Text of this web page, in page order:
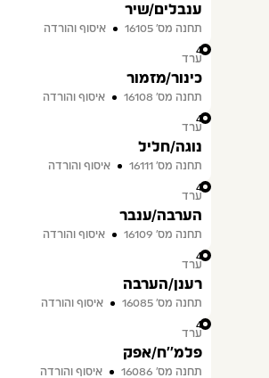
ענבלים/שיר
תחנה מס׳ 16105 איסוף והורדה
44
ערד
כינור/מזמור
תחנה מס׳ 16108 איסוף והורדה
45
ערד
נוגה/חליל
תחנה מס׳ 16111 איסוף והורדה
46
ערד
הערבה/ענבר
תחנה מס׳ 16109 איסוף והורדה
47
ערד
רענן/הערבה
תחנה מס׳ 16085 איסוף והורדה
48
ערד
פלמ''ח/אפק
תחנה מס׳ 16086 איסוף והורדה